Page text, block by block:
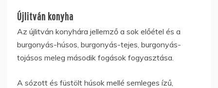
Újlitván konyha
Az újlitván konyhára jellemző a sok előétel és a
burgonyás-húsos, burgonyás-tejes, burgonyás-
tojásos meleg második fogások fogyasztása.
A sózott és füstölt húsok mellé semleges ízű,